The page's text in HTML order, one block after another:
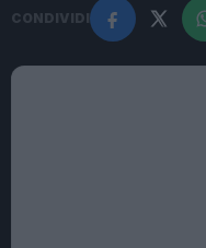
CONDIVIDI